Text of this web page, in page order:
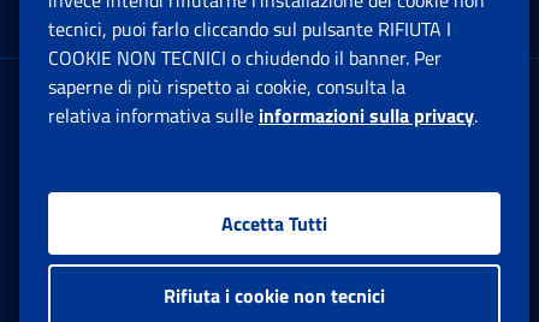
App mobile
Sede Legale : Via Ciro il Grande, 21
00144 Roma
Facebook: Apre una nuova finestra
Twitter: Apre una nuova finestra
Whatsapp: Apre una nuova
Youtube: Apre una
Instagram:
tecnici, puoi farlo cliccando sul pulsante RIFIUTA I
COOKIE NON TECNICI o chiudendo il banner. Per
saperne di più rispetto ai cookie, consulta la
relativa informativa sulle informazioni sulla privacy.
Accetta Tutti
Rifiuta i cookie non tecnici